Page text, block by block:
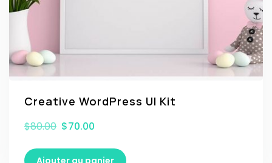
Creative WordPress UI Kit
$80.00 $70.00